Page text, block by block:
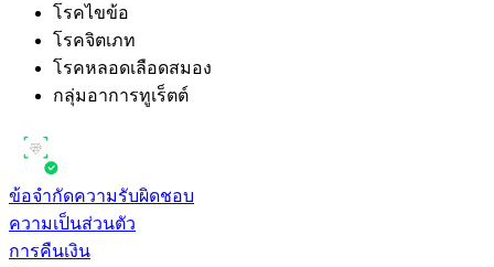
โรคไขข้อ
โรคจิตเภท
โรคหลอดเลือดสมอง
กลุ่มอาการทูเร็ตต์
ข้อจำกัดความรับผิดชอบ
ความเป็นส่วนตัว
การคืนเงิน